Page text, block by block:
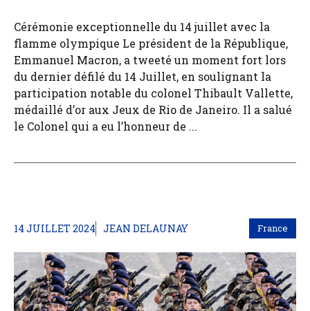
Cérémonie exceptionnelle du 14 juillet avec la
flamme olympique Le président de la République,
Emmanuel Macron, a tweeté un moment fort lors
du dernier défilé du 14 Juillet, en soulignant la
participation notable du colonel Thibault Vallette,
médaillé d’or aux Jeux de Rio de Janeiro. Il a salué
le Colonel qui a eu l’honneur de ...
14 JUILLET 2024 JEAN DELAUNAY France